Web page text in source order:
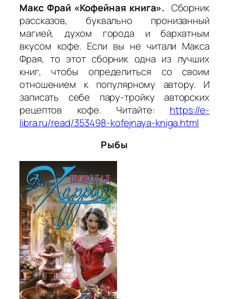
Макс Фрай «Кофейная книга». Сборник
рассказов, буквально пронизанный
магией, духом города и бархатным
вкусом кофе. Если вы не читали Макса
Фрая, то этот сборник одна из лучших
книг, чтобы определиться со своим
отношением к популярному автору. И
записать себе пару-тройку авторских
рецептов кофе. Читайте: https://e-
libra.ru/read/353498-kofejnaya-kniga.html
Рыбы